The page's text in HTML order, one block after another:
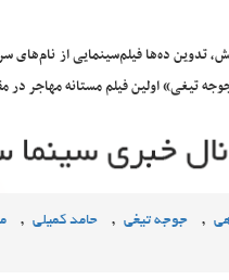
تدوین ده‌ها فیلم‌سینمایی از نام‌های
تیغی» اولین فیلم مستانه مهاجر
, جوجه تیغی , حامد کمیلی ,